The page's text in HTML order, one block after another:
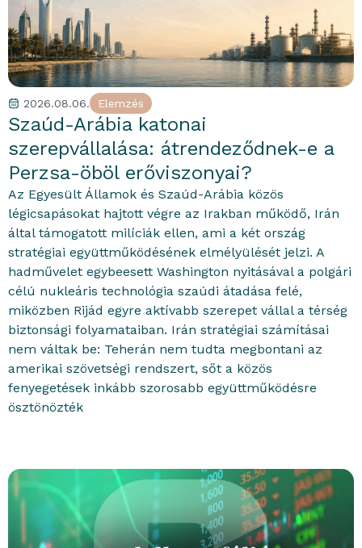
2026.08.06. Elemzés
Szaúd-Arábia katonai
szerepvállalása: átrendeződnek-e a
Perzsa-öböl erőviszonyai?
Az Egyesült Államok és Szaúd-Arábia közös
légicsapásokat hajtott végre az Irakban működő, Irán
által támogatott milíciák ellen, ami a két ország
stratégiai együttműködésének elmélyülését jelzi. A
hadművelet egybeesett Washington nyitásával a polgári
célú nukleáris technológia szaúdi átadása felé,
miközben Rijád egyre aktívabb szerepet vállal a térség
biztonsági folyamataiban. Irán stratégiai számításai
nem váltak be: Teherán nem tudta megbontani az
amerikai szövetségi rendszert, sőt a közös
fenyegetések inkább szorosabb együttműködésre
ösztönözték